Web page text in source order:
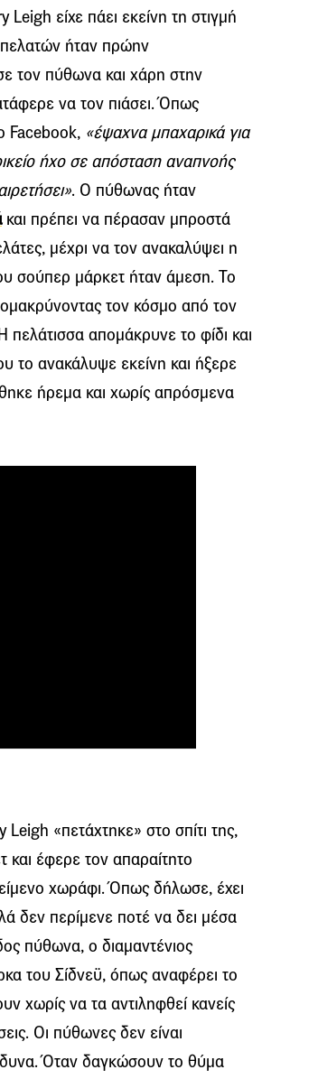
είχε πάει εκείνη τη στιγμή
πελατών ήταν πρώην
τον πύθωνα και χάρη στην
να τον πιάσει. Όπως
Facebook, «έψαχνα μπαχαρικά για
ήχο σε απόσταση αναπνοής
. Ο πύθωνας ήταν
και πρέπει να πέρασαν μπροστά
μέχρι να τον ανακαλύψει η
σούπερ μάρκετ ήταν άμεση. Το
τον κόσμο από τον
απομάκρυνε το φίδι και
το ανακάλυψε εκείνη και ήξερε
ήρεμα και χωρίς απρόσμενα
«πετάχτηκε» στο σπίτι της,
έφερε τον απαραίτητο
χωράφι. Όπως δήλωσε, έχει
δεν περίμενε ποτέ να δει μέσα
πύθωνα, ο διαμαντένιος
του Σίδνεϋ, όπως αναφέρει το
χωρίς να τα αντιληφθεί κανείς
Οι πύθωνες δεν είναι
Όταν δαγκώσουν το θύμα